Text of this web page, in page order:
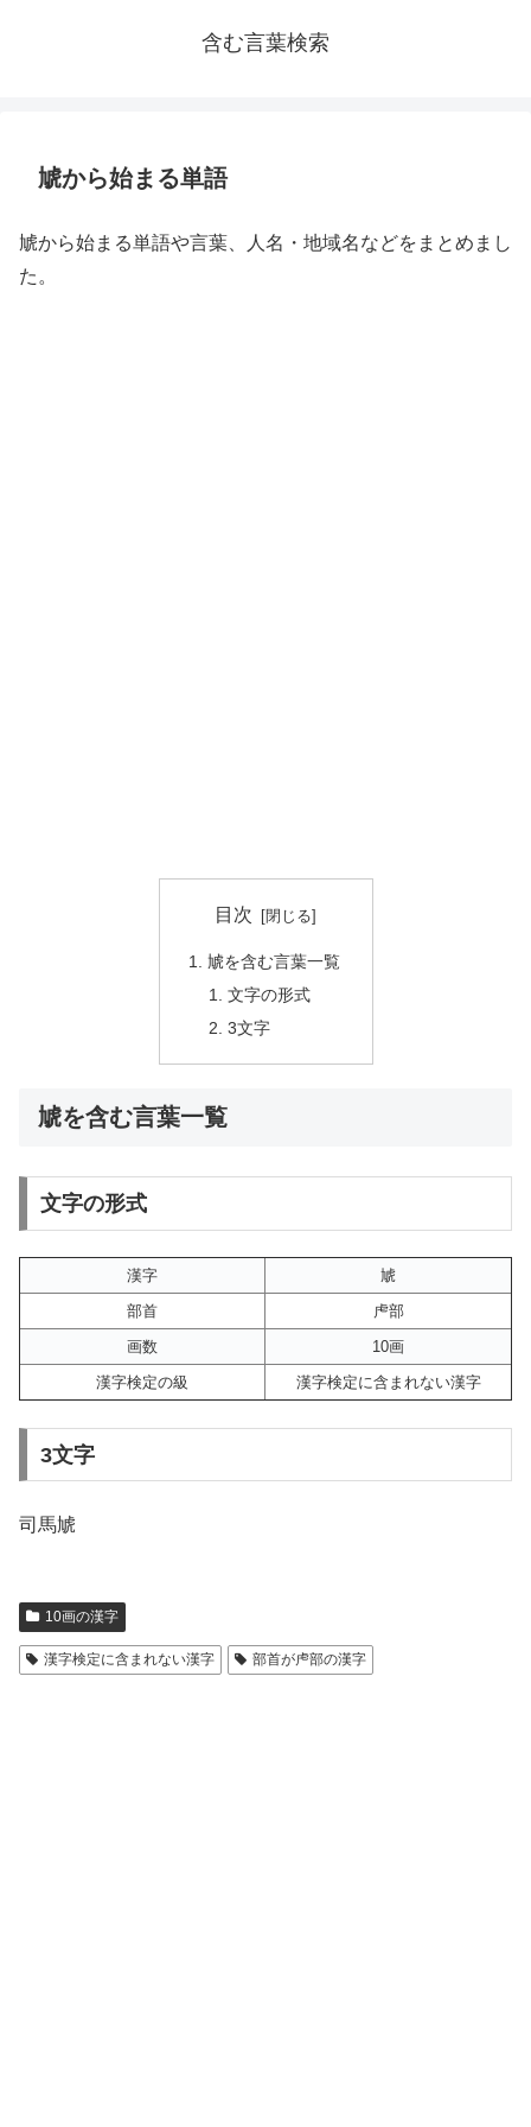
含む言葉検索
虓から始まる単語
虓から始まる単語や言葉、人名・地域名などをまとめまし
た。
目次
虓を含む言葉一覧
文字の形式
3文字
虓を含む言葉一覧
文字の形式
漢字
虓
部首
虍部
画数
10画
漢字検定の級
漢字検定に含まれない漢字
3文字
司馬虓
10画の漢字
漢字検定に含まれない漢字 部首が虍部の漢字